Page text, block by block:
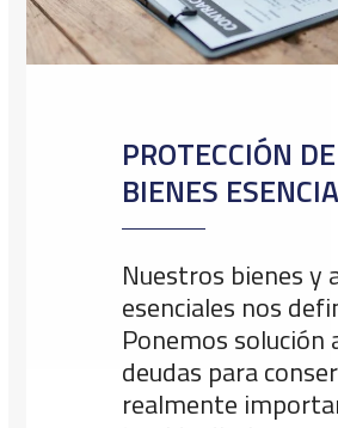
PROTECCIÓN
BIENES
Nuestros bienes y
esenciales nos
Ponemos solución
deudas para
realmente